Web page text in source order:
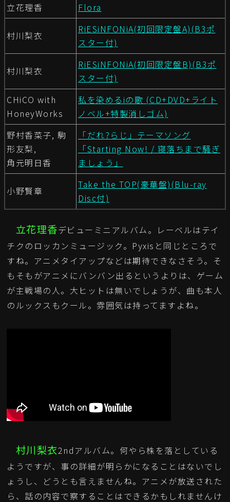
立花理香 Flora
村川梨衣
RiESiNFONiA(初回限定盤A)(B3ポ
スター付)
村川梨衣
RiESiNFONiA(初回限定盤B)(B3ポ
スター付)
CHiCO with
HoneyWorks
私を染めるiの歌 (CD+DVD+ライト
ノベル+特製消しゴム)
野村香菜子, 駒
形友梨,
角元明日香
「だれ?らじ」テーマソング
「Starting Now! / 寝落ちまで騒ぎ
ましょう」
小野賢章
Take the TOP(豪華盤)(Blu-ray
Disc付)
立花理香デビューミニアルバム。レーベルはテイ
チクのロッカンミュージック。Pyxisと同じところで
すね。アニメタイアップなどは期待できなさそう。そ
もそもがアニメにバンバン出るというよりは、ゲーム
が主戦場の人。大ヒットは無いでしょうが、曲も本人
のルックスもクール。雰囲気は持ってますよね。
村川梨衣2ndアルバム。何やら株を落としている
ようですが、事の詳細が明らかになることはないでし
ょうし、どうとも言えませんね。アニメが放送された
ら、話の内容で察することはできるかもしれませんけ